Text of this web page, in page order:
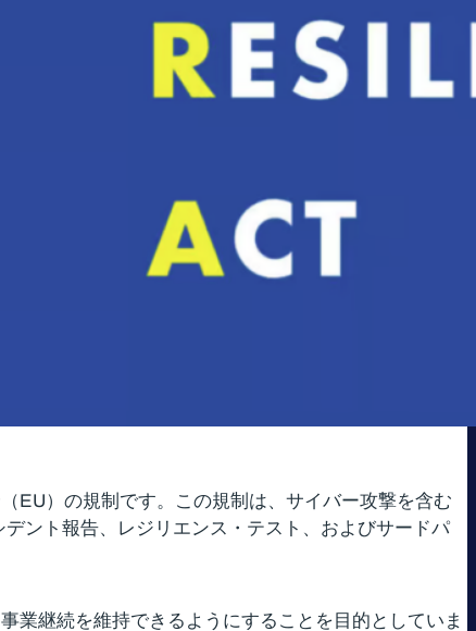
EU）の規制です。この規制は、サイバー攻撃を含む
ント報告、レジリエンス・テスト、およびサードパ
業継続を維持できるようにすることを目的としていま